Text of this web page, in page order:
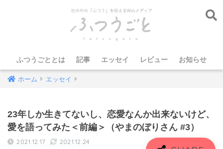
ふつうごととは 記事 エッセイ レビュー お知らせ
ホーム エッセイ
23年しか生きてないし、恋愛なんか出来ないけど、
愛を語ってみた＜前編＞（やまのぼりさん #3）
2021.12.17 2021.12.24